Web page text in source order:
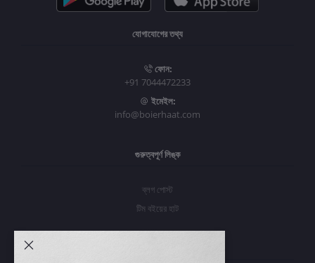
যোগাযোগের তথ্য
ফোন:
+91 7044472233
ইমেইল:
info@boierhaat.com
গুরুত্বপূর্ণ লিঙ্ক
ব্লগ পোস্ট
টিম বইয়ের হাট